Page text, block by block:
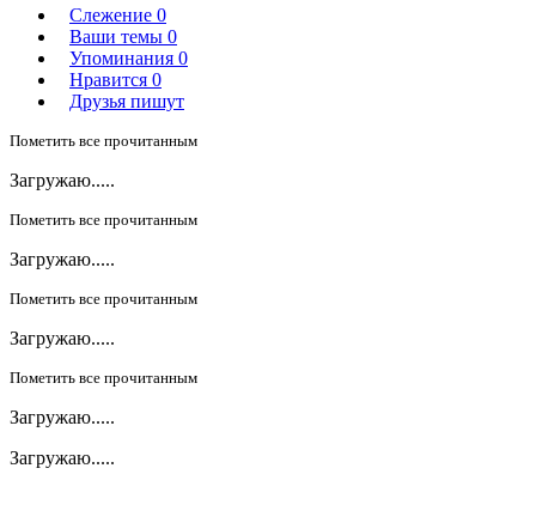
Слежение 0
Ваши темы 0
Упоминания 0
Нравится 0
Друзья пишут
Пометить все прочитанным
Загружаю.....
Пометить все прочитанным
Загружаю.....
Пометить все прочитанным
Загружаю.....
Пометить все прочитанным
Загружаю.....
Загружаю.....